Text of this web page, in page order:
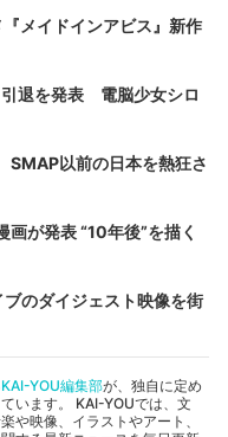
メイドインアビス』新作
退を発表 電脳少女シロ
以前の日本を熱狂さ
画が発表 “10年後”を描く
のダイジェスト映像を街
KAI-YOU編集部が、独自に定め
います。 KAI-YOUでは、文
や映像、イラストやアート、